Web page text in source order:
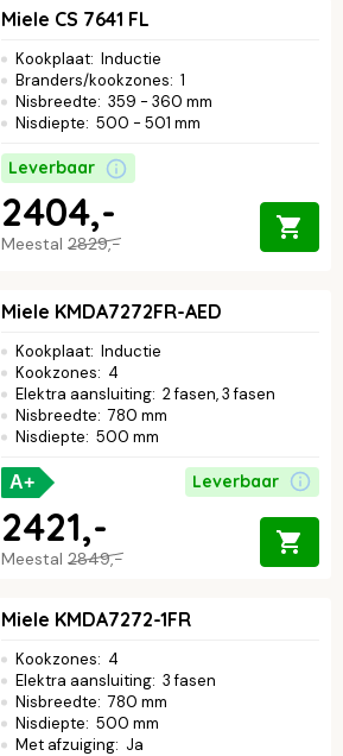
Miele CS 7641 FL
Kookplaat: Inductie
Branders/kookzones: 1
Nisbreedte: 359 - 360 mm
Nisdiepte: 500 - 501 mm
Leverbaar
Meestal 2829,-
2404,-
Miele KMDA7272FR-AED
Kookplaat: Inductie
Kookzones: 4
Elektra aansluiting: 2 fasen, 3 fasen
Nisbreedte: 780 mm
Nisdiepte: 500 mm
A+ Leverbaar
Meestal 2849,-
2421,-
Miele KMDA7272-1FR
Kookzones: 4
Elektra aansluiting: 3 fasen
Nisbreedte: 780 mm
Nisdiepte: 500 mm
Met afzuiging: Ja